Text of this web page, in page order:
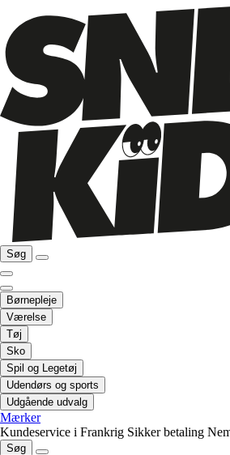
Søg
Børnepleje
Værelse
Tøj
Sko
Spil og Legetøj
Udendørs og sports
Udgående udvalg
Mærker
Kundeservice i Frankrig Sikker betaling
Søg